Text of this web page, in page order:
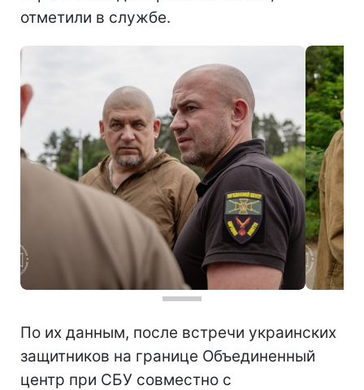
отметили в службе.
По их данным, после встречи украинских
защитников на границе Объединенный
центр при СБУ совместно с